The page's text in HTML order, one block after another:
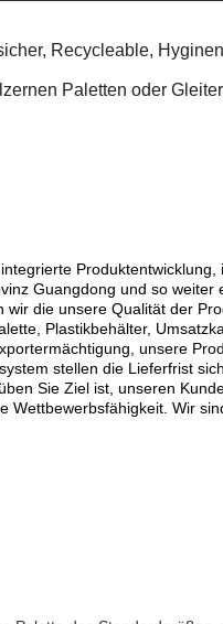
Recycleable,
Paletten oder
Guangdong und so weiter
die unsere Qualität der
Plastikbehälter,
unsere
stellen die Lieferfrist
Sie Ziel ist, unseren
Wir